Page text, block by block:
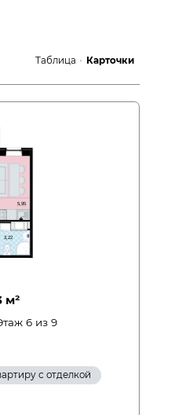
Таблица Карточки
м²
6из 9
с отделкой